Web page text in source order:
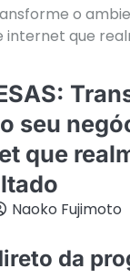
o
internet que
seu
que
Naoko Fujimoto
da